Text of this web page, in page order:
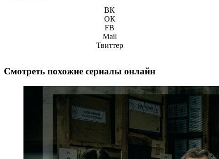
ВК
ОК
FB
Mail
Твиттер
Смотреть похожие сериалы онлайн